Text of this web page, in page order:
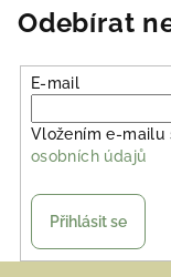
Odebírat
E-mail
Vložením e-mailu
osobních údajů
Přihlásit se